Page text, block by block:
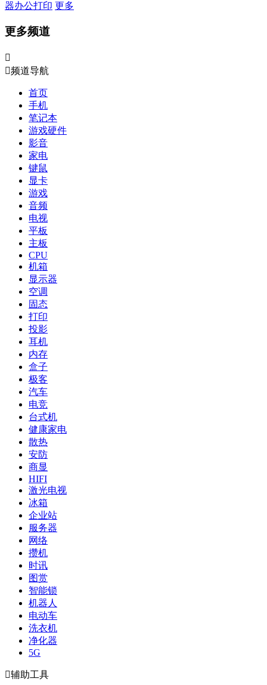
器办公打印 更多
更多频道

频道导航
首页
手机
笔记本
游戏硬件
影音
家电
键鼠
显卡
游戏
音频
电视
平板
主板
CPU
机箱
显示器
空调
固态
打印
投影
耳机
内存
盒子
极客
汽车
电竞
台式机
健康家电
散热
安防
商显
HIFI
激光电视
冰箱
企业站
服务器
网络
攒机
时讯
图赏
智能锁
机器人
电动车
洗衣机
净化器
5G
辅助工具